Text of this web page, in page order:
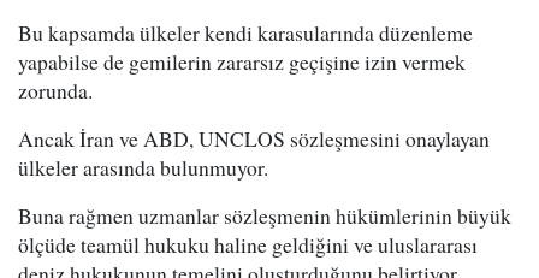
Bu kapsamda ülkeler kendi karasularında düzenleme
yapabilse de gemilerin zararsız geçişine izin vermek
zorunda.
Ancak İran ve ABD, UNCLOS sözleşmesini onaylayan
ülkeler arasında bulunmuyor.
Buna rağmen uzmanlar sözleşmenin hükümlerinin büyük
ölçüde teamül hukuku haline geldiğini ve uluslararası